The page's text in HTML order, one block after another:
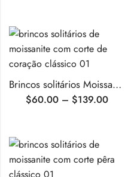
Brincos solitários Moissanite com corte de coração clássico
$60.00 – $139.00